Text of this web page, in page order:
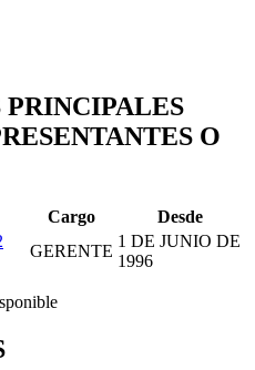
PRINCIPALES
O
Cargo
Desde
GERENTE
1 DE JUNIO DE
1996